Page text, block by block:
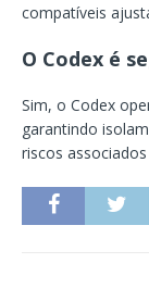
compatíveis
O Codex é
Sim, o Codex
garantindo
riscos